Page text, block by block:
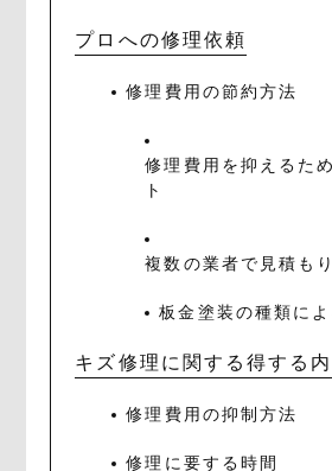
プロへの修理依頼
修理費用の節約方法
修理費用を抑えるた
ト
複数の業者で見積も
板金塗装の種類に
キズ修理に関する得する
修理費用の抑制方法
修理に要する時間